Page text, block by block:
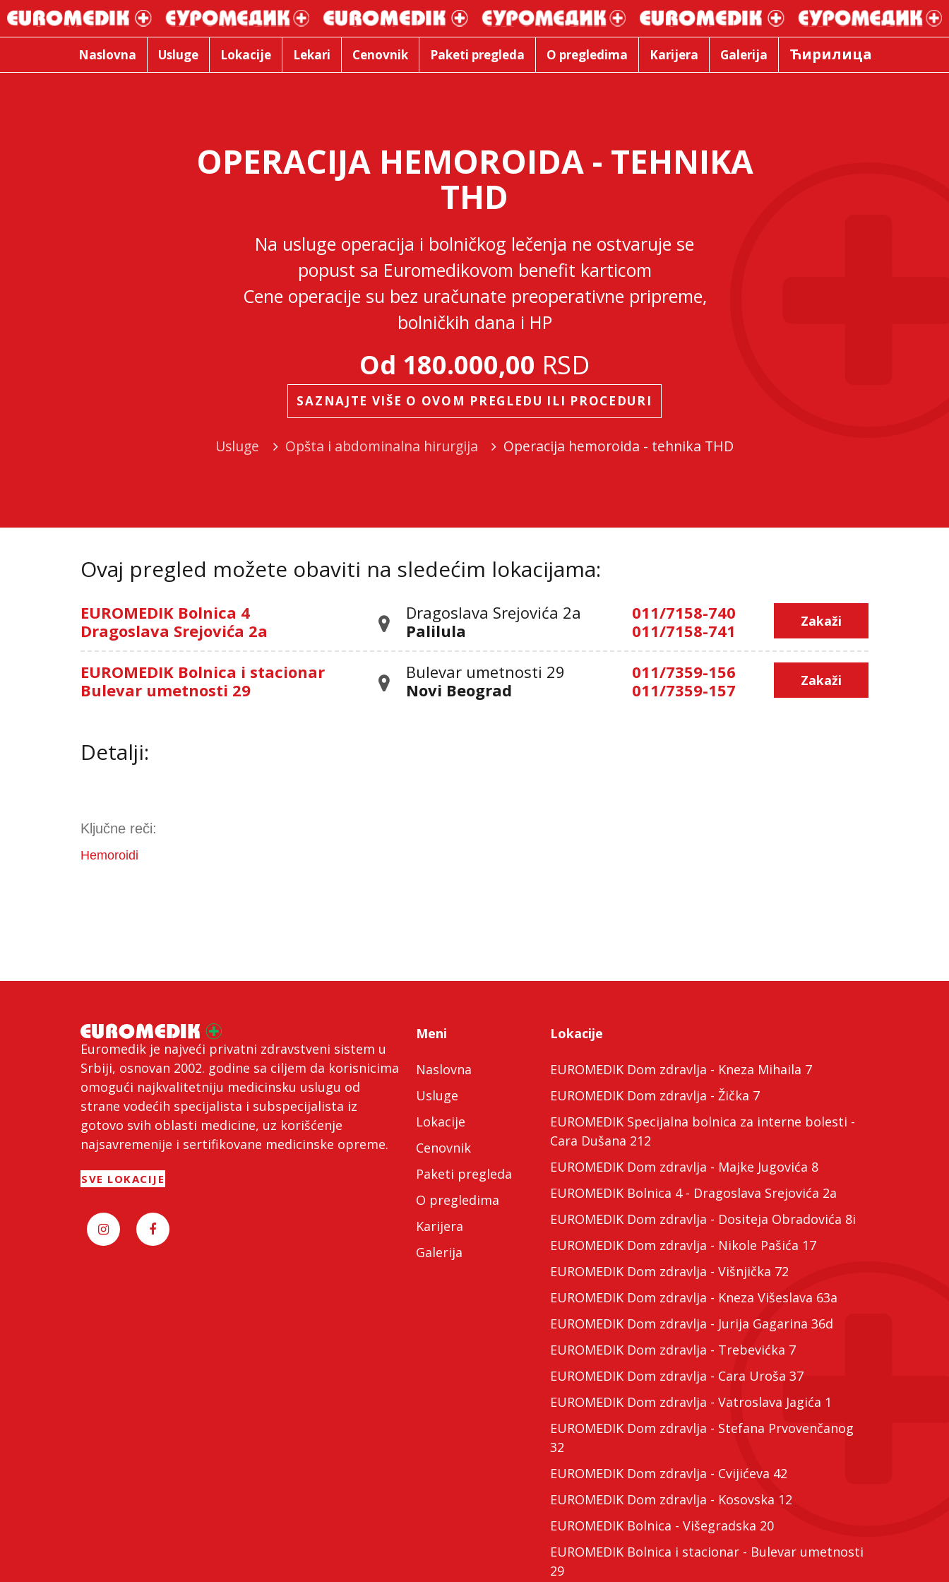
Naslovna Usluge Lokacije Lekari Cenovnik Paketi pregleda O pregledima Karijera Galerija Ћирилица
OPERACIJA HEMOROIDA - TEHNIKA
THD
Na usluge operacija i bolničkog lečenja ne ostvaruje se
popust sa Euromedikovom benefit karticom
Cene operacije su bez uračunate preoperativne pripreme,
bolničkih dana i HP
Od 180.000,00 RSD
SAZNAJTE VIŠE O OVOM PREGLEDU ILI PROCEDURI
Usluge Opšta i abdominalna hirurgija Operacija hemoroida - tehnika THD
Ovaj pregled možete obaviti na sledećim lokacijama:
EUROMEDIK Bolnica 4
Dragoslava Srejovića 2a
Dragoslava Srejovića 2а
Palilula
011/7158-740
011/7158-741
Zakaži
EUROMEDIK Bolnica i stacionar
Bulevar umetnosti 29
Bulevar umetnosti 29
Novi Beograd
011/7359-156
011/7359-157
Zakaži
Detalji:
Ključne reči:
Hemoroidi
Euromedik je najveći privatni zdravstveni sistem u
Srbiji, osnovan 2002. godine sa ciljem da korisnicima
omogući najkvalitetniju medicinsku uslugu od
strane vodećih specijalista i subspecijalista iz
gotovo svih oblasti medicine, uz korišćenje
najsavremenije i sertifikovane medicinske opreme.
SVE LOKACIJE
Meni
Naslovna
Usluge
Lokacije
Cenovnik
Paketi pregleda
O pregledima
Karijera
Galerija
Lokacije
EUROMEDIK Dom zdravlja - Kneza Mihaila 7
EUROMEDIK Dom zdravlja - Žička 7
EUROMEDIK Specijalna bolnica za interne bolesti -
Cara Dušana 212
EUROMEDIK Dom zdravlja - Majke Jugovića 8
EUROMEDIK Bolnica 4 - Dragoslava Srejovića 2a
EUROMEDIK Dom zdravlja - Dositeja Obradovića 8i
EUROMEDIK Dom zdravlja - Nikole Pašića 17
EUROMEDIK Dom zdravlja - Višnjička 72
EUROMEDIK Dom zdravlja - Kneza Višeslava 63a
EUROMEDIK Dom zdravlja - Jurija Gagarina 36d
EUROMEDIK Dom zdravlja - Trebevićka 7
EUROMEDIK Dom zdravlja - Cara Uroša 37
EUROMEDIK Dom zdravlja - Vatroslava Jagića 1
EUROMEDIK Dom zdravlja - Stefana Prvovenčanog
32
EUROMEDIK Dom zdravlja - Cvijićeva 42
EUROMEDIK Dom zdravlja - Kosovska 12
EUROMEDIK Bolnica - Višegradska 20
EUROMEDIK Bolnica i stacionar - Bulevar umetnosti
29